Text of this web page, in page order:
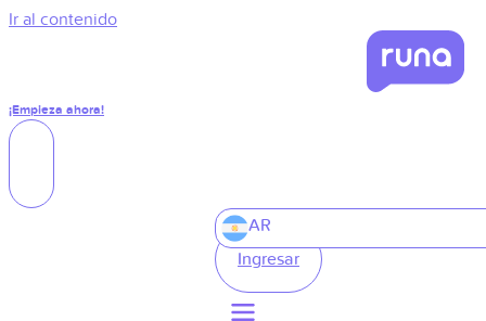
Ir al contenido
¡Empieza ahora!
AR
Ingresar